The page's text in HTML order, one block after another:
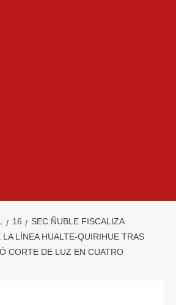
16
SEC ÑUBLE FISCALIZA
LÍNEA HUALTE-QUIRIHUE TRAS
CORTE DE LUZ EN CUATRO